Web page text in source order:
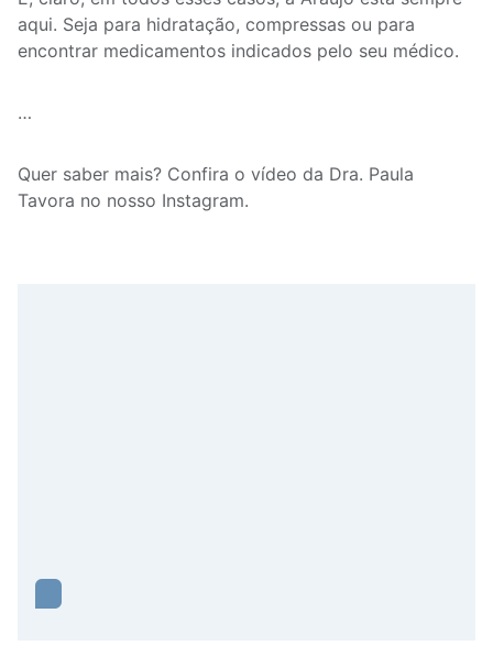
aqui. Seja para hidratação, compressas ou para
encontrar medicamentos indicados pelo seu médico.
…
Quer saber mais? Confira o vídeo da Dra. Paula
Tavora no nosso Instagram.